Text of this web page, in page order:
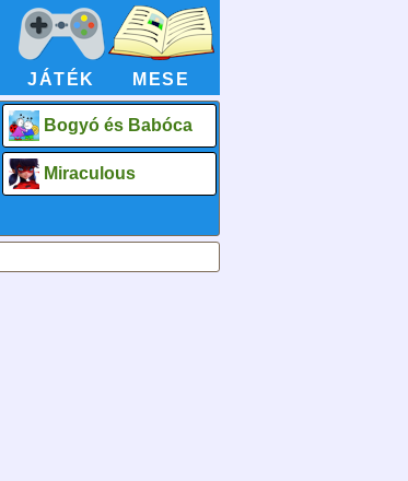
JÁTÉK MESE
Bogyó és Babóca
Miraculous